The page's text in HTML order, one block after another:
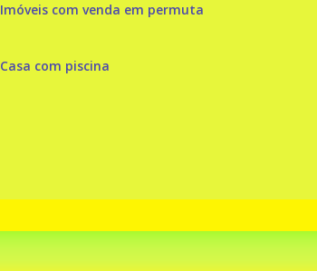
Imóveis com venda em permuta
Casa com piscina